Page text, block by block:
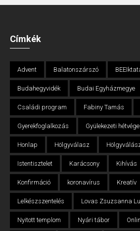
Címkék
Advent Balatonszárszó
Budahegyvidék Budai Egyházmegye
Családi program Fabiny Tamás
Gyerekfoglalkozás Gyülekezeti hétvége
Honlap Hölgyválasz
Istentisztelet Karácsony Kihívás
Konfirmáció koronavírus Kreatív
Lelkészszentelés Lovas Zsuzsanna
Nyitott templom Nyári tábor